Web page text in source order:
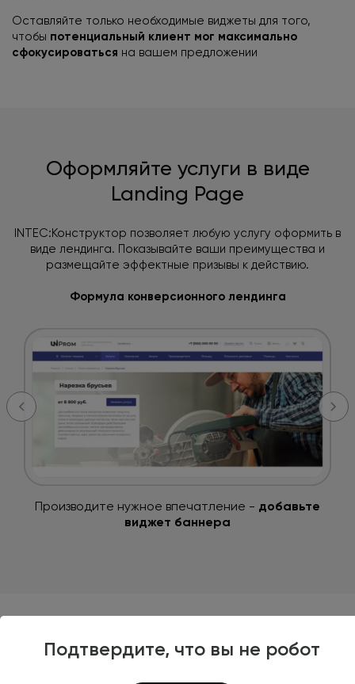
Подтвердите, что вы не робот
Оставляйте только необходимые виджеты для того,
чтобы потенциальный клиент мог максимально
сфокусироваться на вашем предложении
Оформляйте услуги в виде
Landing Page
INTEC:Конструктор позволяет любую услугу оформить в
виде лендинга. Показывайте ваши преимущества и
размещайте эффектные призывы к действию.
Формула конверсионного лендинга
Производите нужное впечатление - добавьте
виджет баннера
Создавайте свои